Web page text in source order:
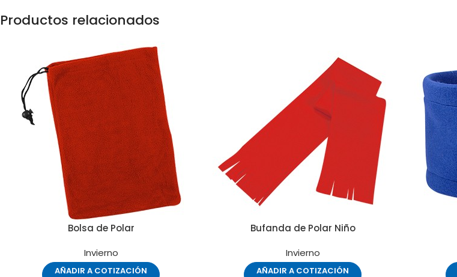
Productos relacionados
Bolsa de Polar
Invierno
AÑADIR A COTIZACIÓN
Bufanda de Polar Niño
Invierno
AÑADIR A COTIZACIÓN